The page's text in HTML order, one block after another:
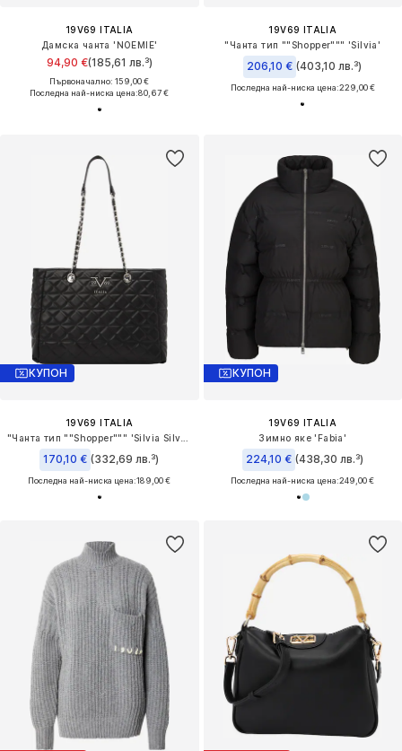
19V69 ITALIA
Дамска чанта 'NOEMIE'
94,90 €(185,61 лв.³)
Първоначално: 159,00 €
Последна най-ниска цена:80,67 €
19V69 ITALIA
"Чанта тип ""Shopper""" 'Silvia'
206,10 € (403,10 лв.³)
Последна най-ниска цена:229,00 €
КУПОН
19V69 ITALIA
170,10 € (332,69 лв.³)
Последна най-ниска цена:189,00 €
КУПОН
19V69 ITALIA
Зимно яке 'Fabia'
224,10 € (438,30 лв.³)
Последна най-ниска цена:249,00 €